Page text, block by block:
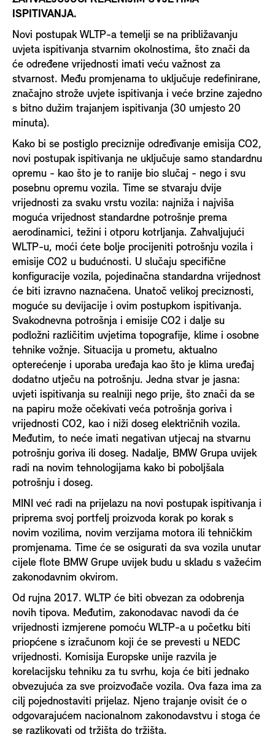
ISPITIVANJA.
Novi postupak WLTP-a temelji se na približavanju
uvjeta ispitivanja stvarnim okolnostima, što znači da
će određene vrijednosti imati veću važnost za
stvarnost. Među promjenama to uključuje redefinirane,
značajno strože uvjete ispitivanja i veće brzine zajedno
s bitno dužim trajanjem ispitivanja (30 umjesto 20
minuta).
Kako bi se postiglo preciznije određivanje emisija CO2,
novi postupak ispitivanja ne uključuje samo standardnu
opremu - kao što je to ranije bio slučaj - nego i svu
posebnu opremu vozila. Time se stvaraju dvije
vrijednosti za svaku vrstu vozila: najniža i najviša
moguća vrijednost standardne potrošnje prema
aerodinamici, težini i otporu kotrljanja. Zahvaljujući
WLTP-u, moći ćete bolje procijeniti potrošnju vozila i
emisije CO2 u budućnosti. U slučaju specifične
konfiguracije vozila, pojedinačna standardna vrijednost
će biti izravno naznačena. Unatoč velikoj preciznosti,
moguće su devijacije i ovim postupkom ispitivanja.
Svakodnevna potrošnja i emisije CO2 i dalje su
podložni različitim uvjetima topografije, klime i osobne
tehnike vožnje. Situacija u prometu, aktualno
opterećenje i uporaba uređaja kao što je klima uređaj
dodatno utječu na potrošnju. Jedna stvar je jasna:
uvjeti ispitivanja su realniji nego prije, što znači da se
na papiru može očekivati veća potrošnja goriva i
vrijednosti CO2, kao i niži doseg električnih vozila.
Međutim, to neće imati negativan utjecaj na stvarnu
potrošnju goriva ili doseg. Nadalje, BMW Grupa uvijek
radi na novim tehnologijama kako bi poboljšala
potrošnju i doseg.
MINI već radi na prijelazu na novi postupak ispitivanja i
priprema svoj portfelj proizvoda korak po korak s
novim vozilima, novim verzijama motora ili tehničkim
promjenama. Time će se osigurati da sva vozila unutar
cijele flote BMW Grupe uvijek budu u skladu s važećim
zakonodavnim okvirom.
Od rujna 2017. WLTP će biti obvezan za odobrenja
novih tipova. Međutim, zakonodavac navodi da će
vrijednosti izmjerene pomoću WLTP-a u početku biti
priopćene s izračunom koji će se prevesti u NEDC
vrijednosti. Komisija Europske unije razvila je
korelacijsku tehniku za tu svrhu, koja će biti jednako
obvezujuća za sve proizvođače vozila. Ova faza ima za
cilj pojednostaviti prijelaz. Njeno trajanje ovisit će o
odgovarajućem nacionalnom zakonodavstvu i stoga će
se razlikovati od tržišta do tržišta.